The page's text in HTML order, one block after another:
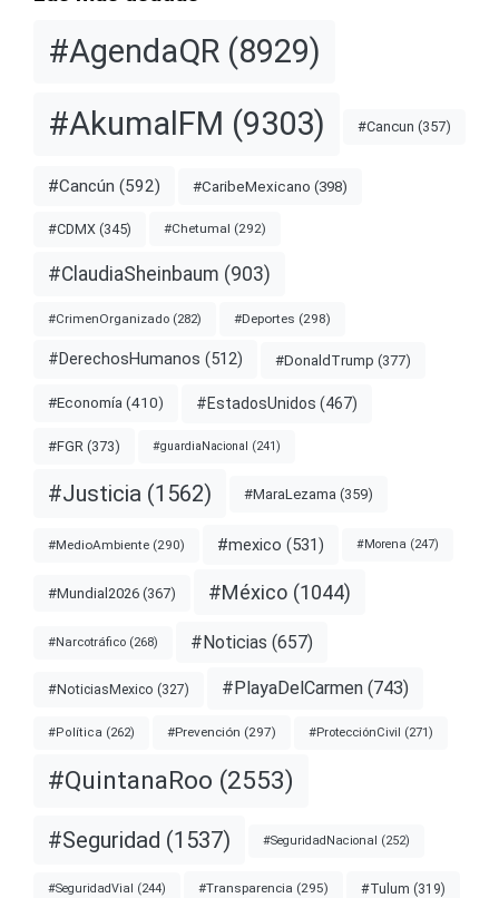
#AgendaQR (8929)
#AkumalFM (9303) #Cancun (357)
#Cancún (592) #CaribeMexicano (398)
#CDMX (345) #Chetumal (292)
#ClaudiaSheinbaum (903)
#CrimenOrganizado (282) #Deportes (298)
#DerechosHumanos (512) #DonaldTrump (377)
#Economía (410) #EstadosUnidos (467)
#FGR (373) #guardiaNacional (241)
#Justicia (1562) #MaraLezama (359)
#MedioAmbiente (290) #mexico (531) #Morena (247)
#Mundial2026 (367) #México (1044)
#Narcotráfico (268) #Noticias (657)
#NoticiasMexico (327) #PlayaDelCarmen (743)
#Política (262) #Prevención (297) #ProtecciónCivil (271)
#QuintanaRoo (2553)
#Seguridad (1537) #SeguridadNacional (252)
#SeguridadVial (244) #Transparencia (295) #Tulum (319)